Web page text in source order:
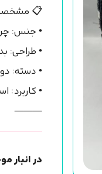
📋
• جنس:
• طراحی:
• دسته:
• کاربرد:
⸻
در انبار